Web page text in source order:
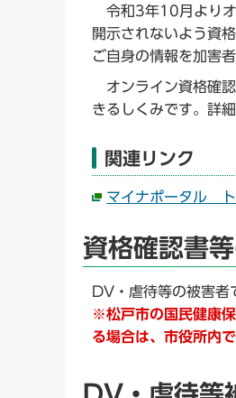
令和3年10月よりオ
開示されないよう資
ご自身の情報を加害
オンライン資格確認
きるしくみです。詳細
関連リンク
マイナポータル ト
資格確認書
DV・虐待等の被害者
※松戸市の国民健康
る場合は、市役所内